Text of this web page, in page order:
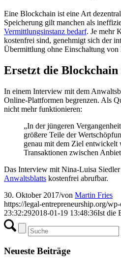
Eine Blockchain ist eine Art
Speicherung gilt manchen als
Vermittlungsinstanz bedarf. Je mehr
kostenfrei sind, genehmigt sich der
Übermittlung ohne Einschaltung
Ersetzt die
In einem Interview mit dem
Online-Plattformen begrenzen. Als
nicht mehr funktionieren:
„In der jüngeren
größere Teile der
genau mit dem Ziel entwickelt
Transaktionen zwischen
Das Interview mit Nina-Luisa
Anwaltsblatts kostenfrei abrufbar.
30. Oktober 2017/von Martin Fries
https://legal-entrepreneurship.org/
23:32:292018-01-19 13:48:36Ist die
Neueste Beiträge